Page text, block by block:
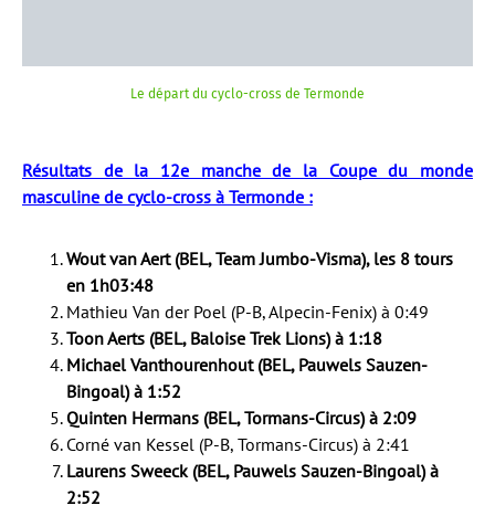
Le départ du cyclo-cross de Termonde
Résultats de la 12e manche de la Coupe du monde
masculine de cyclo-cross à Termonde :
Wout van Aert (BEL, Team Jumbo-Visma), les 8 tours
en 1h03:48
Mathieu Van der Poel (P-B, Alpecin-Fenix) à 0:49
Toon Aerts (BEL, Baloise Trek Lions) à 1:18
Michael Vanthourenhout (BEL, Pauwels Sauzen-
Bingoal) à 1:52
Quinten Hermans (BEL, Tormans-Circus) à 2:09
Corné van Kessel (P-B, Tormans-Circus) à 2:41
Laurens Sweeck (BEL, Pauwels Sauzen-Bingoal) à
2:52